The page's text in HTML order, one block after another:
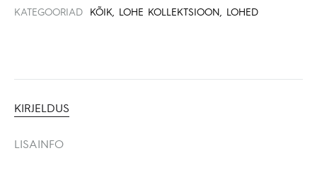
KATEGOORIAD
KÕIK LOHE KOLLEKTSIOON LOHED
KIRJELDUS
LISAINFO